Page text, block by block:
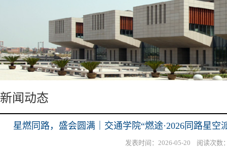
新闻动态
星燃同路，盛会圆满｜交通学院“燃途·2026同路星空
发表时间：2026-05-20 阅读次数